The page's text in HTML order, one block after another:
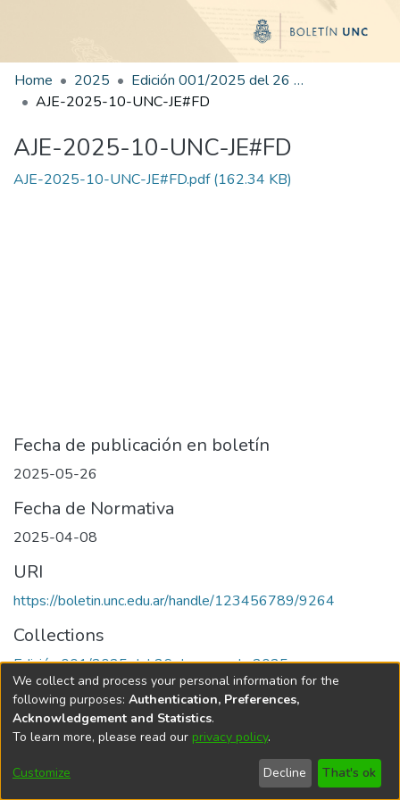
Home 2025
Edición 001/2025 del 26 de mayo de 2025
AJE-2025-10-UNC-JE#FD
AJE-2025-10-UNC-JE#FD
AJE-2025-10-UNC-JE#FD.pdf(162.34 KB)
Fecha de publicación en boletín
2025-05-26
Fecha de Normativa
2025-04-08
URI
https://boletin.unc.edu.ar/handle/123456789/9264
Collections
Edición 001/2025 del 26 de mayo de 2025
Universidad Nacional de Córdoba
We collect and process your personal information for the
following purposes: Authentication, Preferences,
Acknowledgement and Statistics.
To learn more, please read our privacy policy.
Customize Decline That's ok